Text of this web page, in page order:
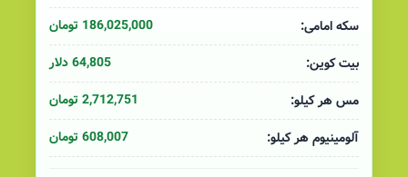
سکه امامی:
186,025,000 تومان
بیت کوین:
64,805 دلار
مس هر کیلو:
2,712,751 تومان
آلومینیوم هر کیلو:
608,007 تومان